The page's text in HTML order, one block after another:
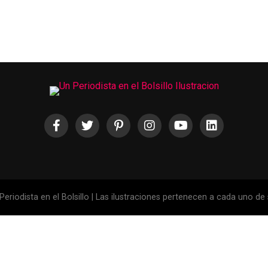
en el Bolsillo | Las ilustraciones pertenecen a cada uno de